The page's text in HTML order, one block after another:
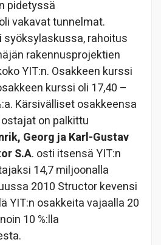
pidetyssä
vakavat tunnelmat.
syöksylaskussa, rahoitus
rakennusprojektien
YIT:n. Osakkeen kurssi
kurssi oli 17,40 –
Kärsivälliset osakkeensa
on palkittu
Georg ja Karl-Gustav
S.A. osti itsensä YIT:n
14,7 miljoonalla
2010 Structor kevensi
YIT:n osakkeita vajaalla 20
10 %:lla